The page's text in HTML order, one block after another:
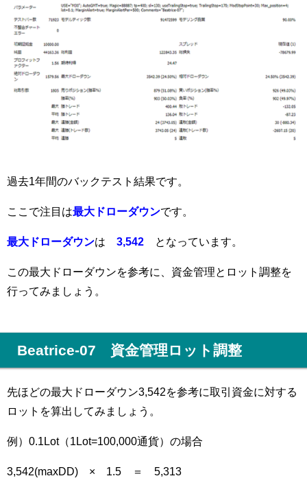
過去1年間のバックテスト結果です。
ここで注目は最大ドローダウンです。
最大ドローダウンは 3,542 となっています。
この最大ドローダウンを参考に、資金管理とロット調整を
行ってみましょう。
Beatrice-07 資金管理ロット調整
先ほどの最大ドローダウン3,542を参考に取引資金に対する
ロットを算出してみましょう。
例）0.1Lot（1Lot=100,000通貨）の場合
3,542(maxDD) × 1.5 ＝ 5,313